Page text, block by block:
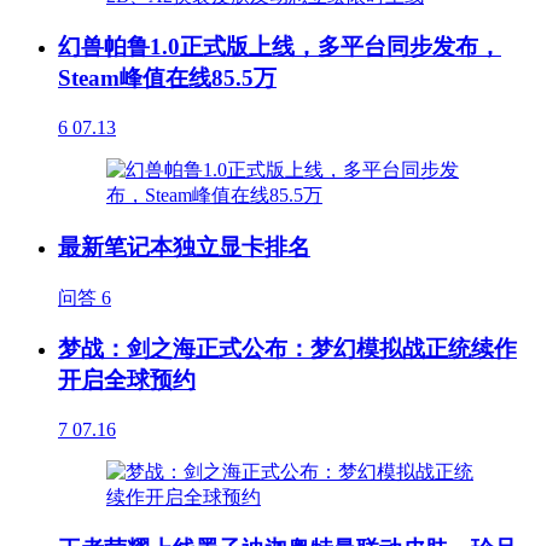
幻兽帕鲁1.0正式版上线，多平台同步发布，
Steam峰值在线85.5万
6 07.13
最新笔记本独立显卡排名
问答 6
梦战：剑之海正式公布：梦幻模拟战正统续作
开启全球预约
7 07.16